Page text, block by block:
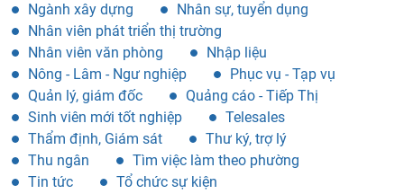
Ngành xây dựng
Nhân sự, tuyển dụng
Nhân viên phát triển thị trường
Nhân viên văn phòng
Nhập liệu
Nông - Lâm - Ngư nghiệp
Phục vụ - Tạp vụ
Quản lý, giám đốc
Quảng cáo - Tiếp Thị
Sinh viên mới tốt nghiệp
Telesales
Thẩm định, Giám sát
Thư ký, trợ lý
Thu ngân
Tìm việc làm theo phường
Tin tức
Tổ chức sự kiện